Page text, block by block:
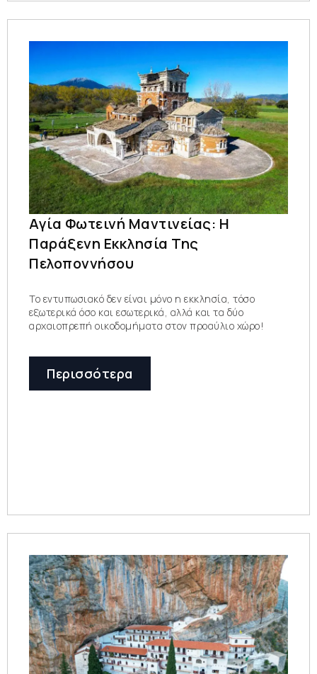
Αγία Φωτεινή Μαντινείας: Η
Παράξενη Εκκλησία Της
Πελοποννήσου
Το εντυπωσιακό δεν είναι μόνο η εκκλησία, τόσο
εξωτερικά όσο και εσωτερικά, αλλά και τα δύο
αρχαιοπρεπή οικοδομήματα στον προαύλιο χώρο!
Περισσότερα